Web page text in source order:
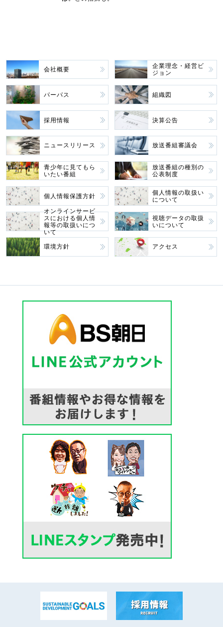
会社概要
企業理念・経営ビ
ジョン
パーパス 組織図
採用情報 決算公告
ニュースリリース 放送番組審議会
青少年に見てもら
いたい番組
放送番組の種別の
公表制度
個人情報保護方針
個人情報の取扱い
について
オンラインサービ
スにおける個人情
報等の取扱いにつ
いて
視聴データの取扱
いについて
環境方針 アクセス